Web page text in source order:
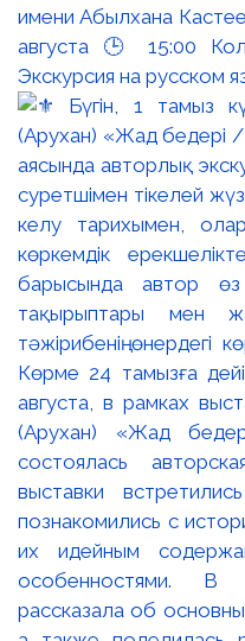
имени Абылхана
августа 🕒 15:00
Экскурсия на русском